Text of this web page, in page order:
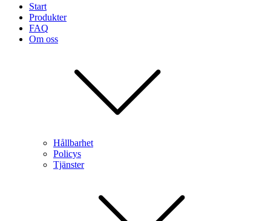
Start
Produkter
FAQ
Om oss
Hållbarhet
Policys
Tjänster